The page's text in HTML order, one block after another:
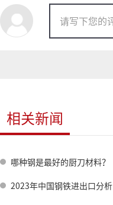
相关新闻
哪种钢是最好的厨刀材料？
2023年中国钢铁进出口分析